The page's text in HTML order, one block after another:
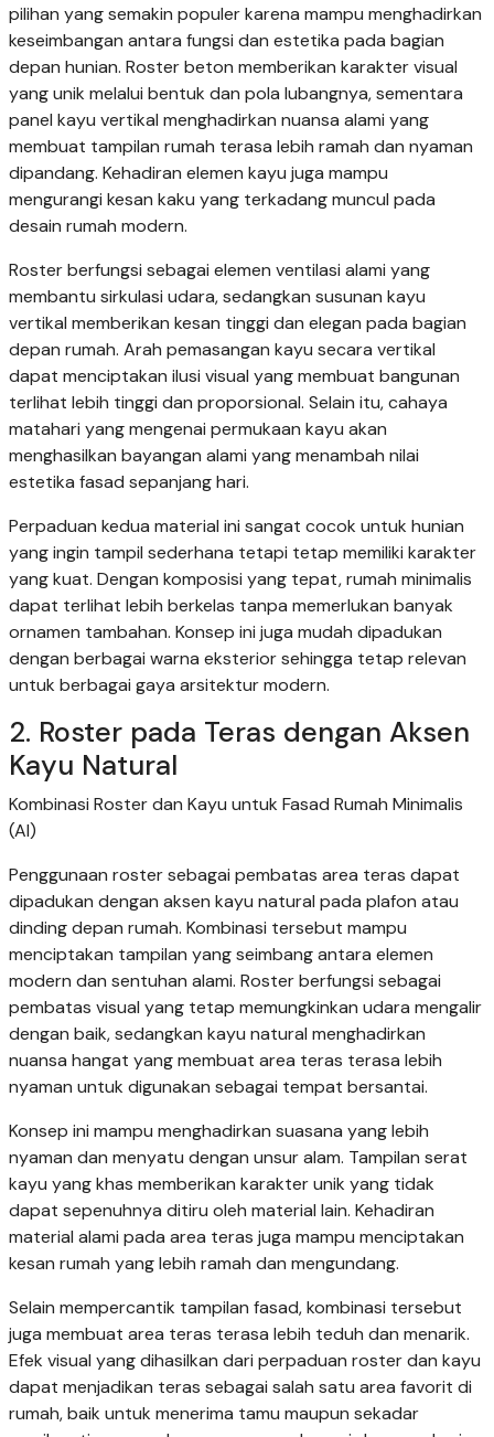
pilihan yang semakin populer karena mampu menghadirkan
keseimbangan antara fungsi dan estetika pada bagian
depan hunian. Roster beton memberikan karakter visual
yang unik melalui bentuk dan pola lubangnya, sementara
panel kayu vertikal menghadirkan nuansa alami yang
membuat tampilan rumah terasa lebih ramah dan nyaman
dipandang. Kehadiran elemen kayu juga mampu
mengurangi kesan kaku yang terkadang muncul pada
desain rumah modern.
Roster berfungsi sebagai elemen ventilasi alami yang
membantu sirkulasi udara, sedangkan susunan kayu
vertikal memberikan kesan tinggi dan elegan pada bagian
depan rumah. Arah pemasangan kayu secara vertikal
dapat menciptakan ilusi visual yang membuat bangunan
terlihat lebih tinggi dan proporsional. Selain itu, cahaya
matahari yang mengenai permukaan kayu akan
menghasilkan bayangan alami yang menambah nilai
estetika fasad sepanjang hari.
Perpaduan kedua material ini sangat cocok untuk hunian
yang ingin tampil sederhana tetapi tetap memiliki karakter
yang kuat. Dengan komposisi yang tepat, rumah minimalis
dapat terlihat lebih berkelas tanpa memerlukan banyak
ornamen tambahan. Konsep ini juga mudah dipadukan
dengan berbagai warna eksterior sehingga tetap relevan
untuk berbagai gaya arsitektur modern.
2. Roster pada Teras dengan Aksen
Kayu Natural
Kombinasi Roster dan Kayu untuk Fasad Rumah Minimalis
(AI)
Penggunaan roster sebagai pembatas area teras dapat
dipadukan dengan aksen kayu natural pada plafon atau
dinding depan rumah. Kombinasi tersebut mampu
menciptakan tampilan yang seimbang antara elemen
modern dan sentuhan alami. Roster berfungsi sebagai
pembatas visual yang tetap memungkinkan udara mengalir
dengan baik, sedangkan kayu natural menghadirkan
nuansa hangat yang membuat area teras terasa lebih
nyaman untuk digunakan sebagai tempat bersantai.
Konsep ini mampu menghadirkan suasana yang lebih
nyaman dan menyatu dengan unsur alam. Tampilan serat
kayu yang khas memberikan karakter unik yang tidak
dapat sepenuhnya ditiru oleh material lain. Kehadiran
material alami pada area teras juga mampu menciptakan
kesan rumah yang lebih ramah dan mengundang.
Selain mempercantik tampilan fasad, kombinasi tersebut
juga membuat area teras terasa lebih teduh dan menarik.
Efek visual yang dihasilkan dari perpaduan roster dan kayu
dapat menjadikan teras sebagai salah satu area favorit di
rumah, baik untuk menerima tamu maupun sekadar